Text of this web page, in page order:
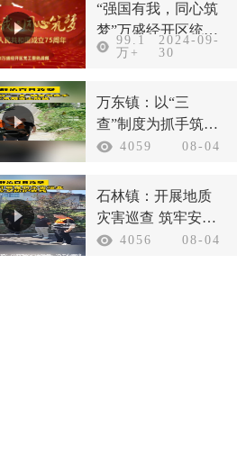
“强国有我，同心筑
梦”万盛经开区统一
战线庆祝新中国成
99.1
万+
2024-09-
30
万东镇：以“三
查”制度为抓手筑牢
汛期安全防线
4059 08-04
石林镇：开展地质
灾害巡查 筑牢安全
防护底线
4056 08-04